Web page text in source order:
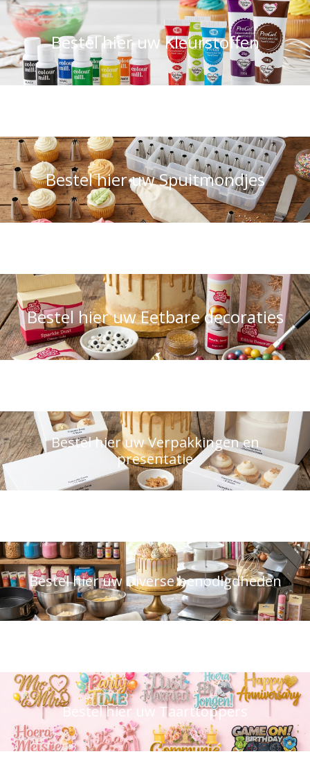
Bestel hier uw Kleurstoffen
Bestel hier uw Spuitmondjes
Bestel hier uw Eetbare decoraties
Bestel hier uw Verpakkingen en
presentatie
Bestel hier uw Diverse benodigdheden
Bestel hier uw Taarttoppers